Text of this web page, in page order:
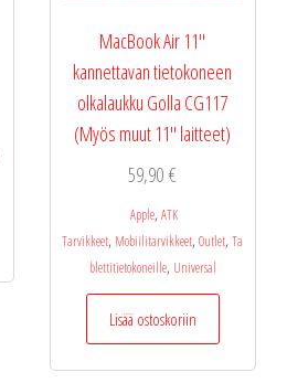
MacBook Air 11″
kannettavan tietokoneen
olkalaukku Golla CG117
(Myös muut 11″ laitteet)
59,90€
Apple, ATK
Tarvikkeet, Mobiilitarvikkeet, Outlet, Ta
blettitietokoneille, Universal
Lisää ostoskoriin